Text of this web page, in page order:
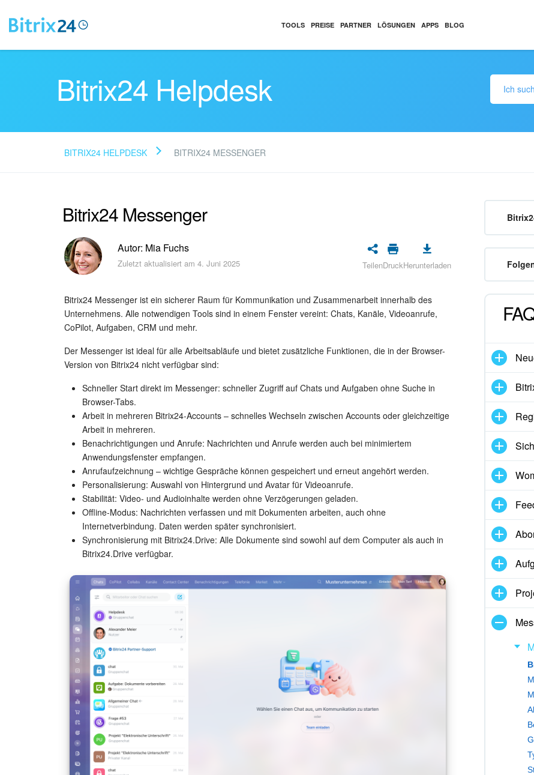
TOOLS PREISE PARTNER LÖSUNGEN APPS BLOG
Bitrix24 Helpdesk
BITRIX24 HELPDESK BITRIX24 MESSENGER
Bitrix24 Messenger
Autor: Mia Fuchs
Zuletzt aktualisiert am 4. Juni 2025 TeilenDruckHerunterladen
Bitrix24 Messenger ist ein sicherer Raum für Kommunikation und Zusammenarbeit innerhalb des
Unternehmens. Alle notwendigen Tools sind in einem Fenster vereint: Chats, Kanäle, Videoanrufe,
CoPilot, Aufgaben, CRM und mehr.
Der Messenger ist ideal für alle Arbeitsabläufe und bietet zusätzliche Funktionen, die in der Browser-
Version von Bitrix24 nicht verfügbar sind:
Schneller Start direkt im Messenger: schneller Zugriff auf Chats und Aufgaben ohne Suche in
Browser-Tabs.
Arbeit in mehreren Bitrix24-Accounts – schnelles Wechseln zwischen Accounts oder gleichzeitige
Arbeit in mehreren.
Benachrichtigungen und Anrufe: Nachrichten und Anrufe werden auch bei minimiertem
Anwendungsfenster empfangen.
Anrufaufzeichnung – wichtige Gespräche können gespeichert und erneut angehört werden.
Personalisierung: Auswahl von Hintergrund und Avatar für Videoanrufe.
Stabilität: Video- und Audioinhalte werden ohne Verzögerungen geladen.
Offline-Modus: Nachrichten verfassen und mit Dokumenten arbeiten, auch ohne
Internetverbindung. Daten werden später synchronisiert.
Synchronisierung mit Bitrix24.Drive: Alle Dokumente sind sowohl auf dem Computer als auch in
Bitrix24.Drive verfügbar.